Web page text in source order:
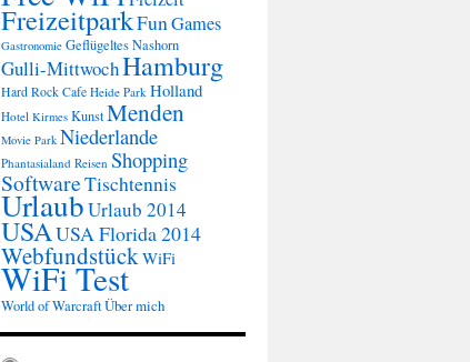
FreizeitparkFunGames
Gastronomie Geflügeltes Nashorn
Gulli-MittwochHamburg
Hard Rock Cafe Heide Park Holland
Hotel Kirmes KunstMenden
Movie Park Niederlande
Phantasialand Reisen Shopping
SoftwareTischtennis
UrlaubUrlaub 2014
USAUSA Florida 2014
WebfundstückWiFi
WiFi Test
World of WarcraftÜber mich